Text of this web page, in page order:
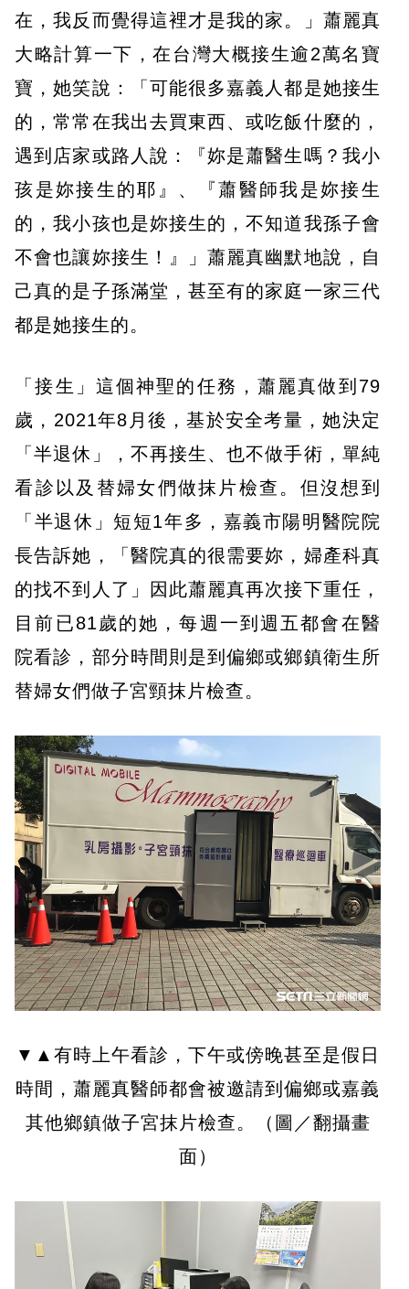
在，我反而覺得這裡才是我的家。」蕭麗真
大略計算一下，在台灣大概接生逾2萬名寶
寶，她笑說：「可能很多嘉義人都是她接生
的，常常在我出去買東西、或吃飯什麼的，
遇到店家或路人說：『妳是蕭醫生嗎？我小
孩是妳接生的耶』、『蕭醫師我是妳接生
的，我小孩也是妳接生的，不知道我孫子會
不會也讓妳接生！』」蕭麗真幽默地說，自
己真的是子孫滿堂，甚至有的家庭一家三代
都是她接生的。
「接生」這個神聖的任務，蕭麗真做到79
歲，2021年8月後，基於安全考量，她決定
「半退休」，不再接生、也不做手術，單純
看診以及替婦女們做抹片檢查。但沒想到
「半退休」短短1年多，嘉義市陽明醫院院
長告訴她，「醫院真的很需要妳，婦產科真
的找不到人了」因此蕭麗真再次接下重任，
目前已81歲的她，每週一到週五都會在醫
院看診，部分時間則是到偏鄉或鄉鎮衛生所
替婦女們做子宮頸抹片檢查。
▼▲有時上午看診，下午或傍晚甚至是假日
時間，蕭麗真醫師都會被邀請到偏鄉或嘉義
其他鄉鎮做子宮抹片檢查。（圖／翻攝畫
面）